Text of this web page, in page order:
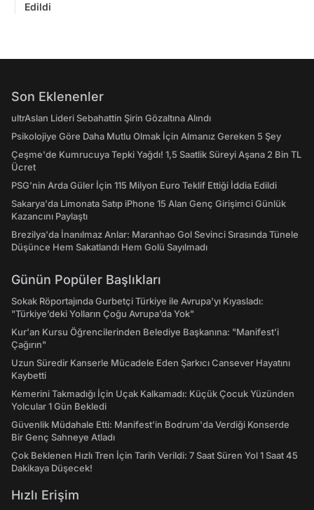
Edildi
Son Eklenenler
ultrAslan Lideri Sebahattin Şirin Gözaltına Alındı
Psikolojiye Göre Daha Mutlu Olmak İçin Almanız Gereken 5 Şey
Çeşme'de Kumrucuya Tepki Yağdı! 1,5 Saatlik Süreyi Aşana 2 Bin TL
Ücret
PSG’nin Arda Güler İçin 115 Milyon Euro Teklif Ettiği İddia Edildi
Sakarya'da Limonata Satıp iPhone 15 Alan Genç Girişimci Günlük
Kazancını Paylaştı
Brezilya'da İnanılmaz Anlar: Maranhao Gol Sevinci Sırasında Tünele
Düşünce Hem Sakatlandı Hem Golü Sayılmadı
Günün Popüler Başlıkları
Sokak Röportajında Gurbetçi Türkiye ile Avrupa'yı Kıyasladı:
"Türkiye’deki Yolların Çoğu Avrupa’da Yok"
Kur'an Kursu Öğrencilerinden Belediye Başkanına: "Manifest’i
Çağırın"
Uzun Süredir Kanserle Mücadele Eden Şarkıcı Cansever Hayatını
Kaybetti
Kemerini Takmadığı İçin Uçak Kalkamadı: Küçük Çocuk Yüzünden
Yolcular 1 Gün Bekledi
Güvenlik Müdahale Etti: Manifest'in Bodrum'da Verdiği Konserde
Bir Genç Sahneye Atladı
Çok Beklenen Hızlı Tren İçin Tarih Verildi: 7 Saat Süren Yol 1 Saat 45
Dakikaya Düşecek!
Hızlı Erişim